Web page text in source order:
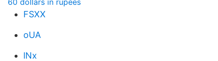
60 dollars in rupees
FSXX
oUA
lNx